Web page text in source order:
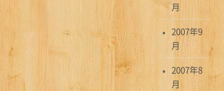
月
2007年9
月
2007年8
月